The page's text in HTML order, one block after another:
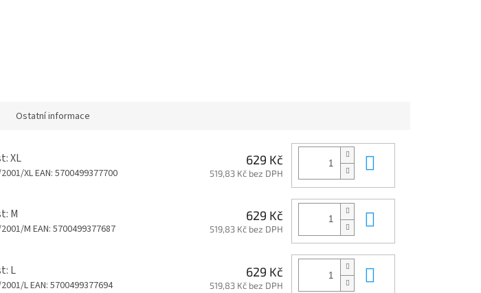
Ostatní informace
XL
XLEAN: 5700499377700
629 Kč
519,83 Kč bez DPH
M
M EAN: 5700499377687
629 Kč
519,83 Kč bez DPH
L
LEAN: 5700499377694
629 Kč
519,83 Kč bez DPH